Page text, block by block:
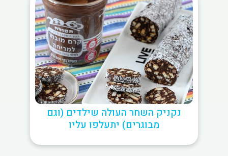
נקניק השחר העולה שילדים (וגם
מבוגרים) יתעלפו עליו